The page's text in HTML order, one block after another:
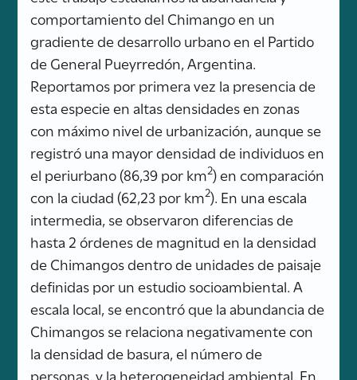
comportamiento del Chimango en un
gradiente de desarrollo urbano en el Partido
de General Pueyrredón, Argentina.
Reportamos por primera vez la presencia de
esta especie en altas densidades en zonas
con máximo nivel de urbanización, aunque se
registró una mayor densidad de individuos en
el periurbano (86,39 por km2) en comparación
con la ciudad (62,23 por km2). En una escala
intermedia, se observaron diferencias de
hasta 2 órdenes de magnitud en la densidad
de Chimangos dentro de unidades de paisaje
definidas por un estudio socioambiental. A
escala local, se encontró que la abundancia de
Chimangos se relaciona negativamente con
la densidad de basura, el número de
personas, y la heterogeneidad ambiental. En